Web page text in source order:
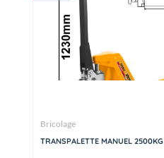
Bricolage
TRANSPALETTE MANUEL 2500KG